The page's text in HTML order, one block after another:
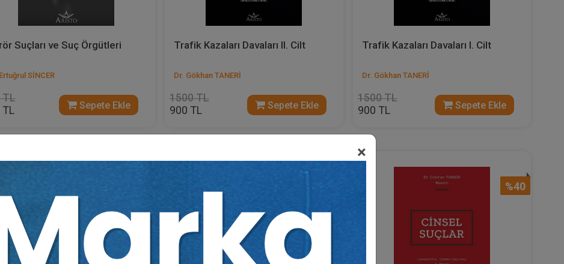
×
Suçları ve Suç Örgütleri
SİNCER
TL
TL Sepete Ekle
Trafik Kazaları Davaları II. Cilt
Dr. Gökhan TANERİ
1500 TL
900 TL Sepete Ekle
Trafik Kazaları Davaları I. Cilt
Dr. Gökhan TANERİ
1500 TL
900 TL Sepete Ekle
%40